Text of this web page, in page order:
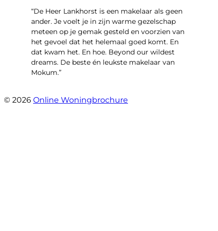
“De Heer Lankhorst is een makelaar als geen
ander. Je voelt je in zijn warme gezelschap
meteen op je gemak gesteld en voorzien van
het gevoel dat het helemaal goed komt. En
dat kwam het. En hoe. Beyond our wildest
dreams. De beste én leukste makelaar van
Mokum.”
© 2026 Online Woningbrochure